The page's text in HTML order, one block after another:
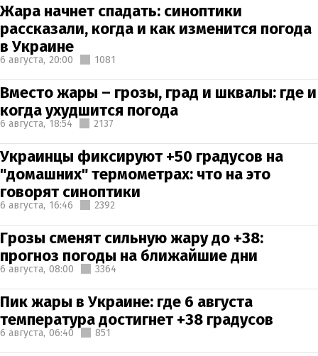
Жара начнет спадать: синоптики
рассказали, когда и как изменится погода
в Украине
6 августа, 20:00 1081
Вместо жары – грозы, град и шквалы: где и
когда ухудшится погода
6 августа, 18:54 2137
Украинцы фиксируют +50 градусов на
"домашних" термометрах: что на это
говорят синоптики
6 августа, 16:46 2392
Грозы сменят сильную жару до +38:
прогноз погоды на ближайшие дни
6 августа, 08:00 3364
Пик жары в Украине: где 6 августа
температура достигнет +38 градусов
6 августа, 06:40 851